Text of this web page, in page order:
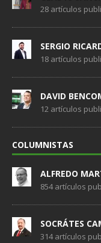
28 artículos
SERGIO
18 artículos
DAVID
12 artículos
COLUMNISTAS
ALFREDO
854 artículos
SOCRÁTES
314 artículos